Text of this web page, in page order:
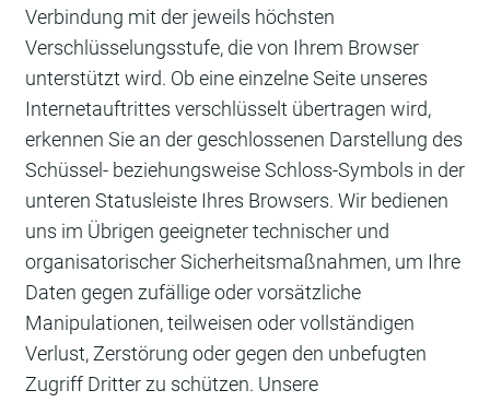
Verbindung mit der jeweils höchsten
Verschlüsselungsstufe, die von Ihrem Browser
unterstützt wird. Ob eine einzelne Seite unseres
Internetauftrittes verschlüsselt übertragen wird,
erkennen Sie an der geschlossenen Darstellung des
Schüssel- beziehungsweise Schloss-Symbols in der
unteren Statusleiste Ihres Browsers. Wir bedienen
uns im Übrigen geeigneter technischer und
organisatorischer Sicherheitsmaßnahmen, um Ihre
Daten gegen zufällige oder vorsätzliche
Manipulationen, teilweisen oder vollständigen
Verlust, Zerstörung oder gegen den unbefugten
Zugriff Dritter zu schützen. Unsere